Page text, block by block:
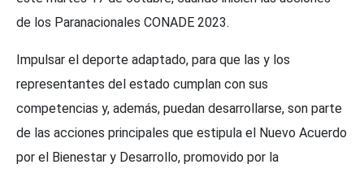
de los Paranacionales CONADE 2023.
Impulsar el deporte adaptado, para que las y los
representantes del estado cumplan con sus
competencias y, además, puedan desarrollarse, son parte
de las acciones principales que estipula el Nuevo Acuerdo
por el Bienestar y Desarrollo, promovido por la